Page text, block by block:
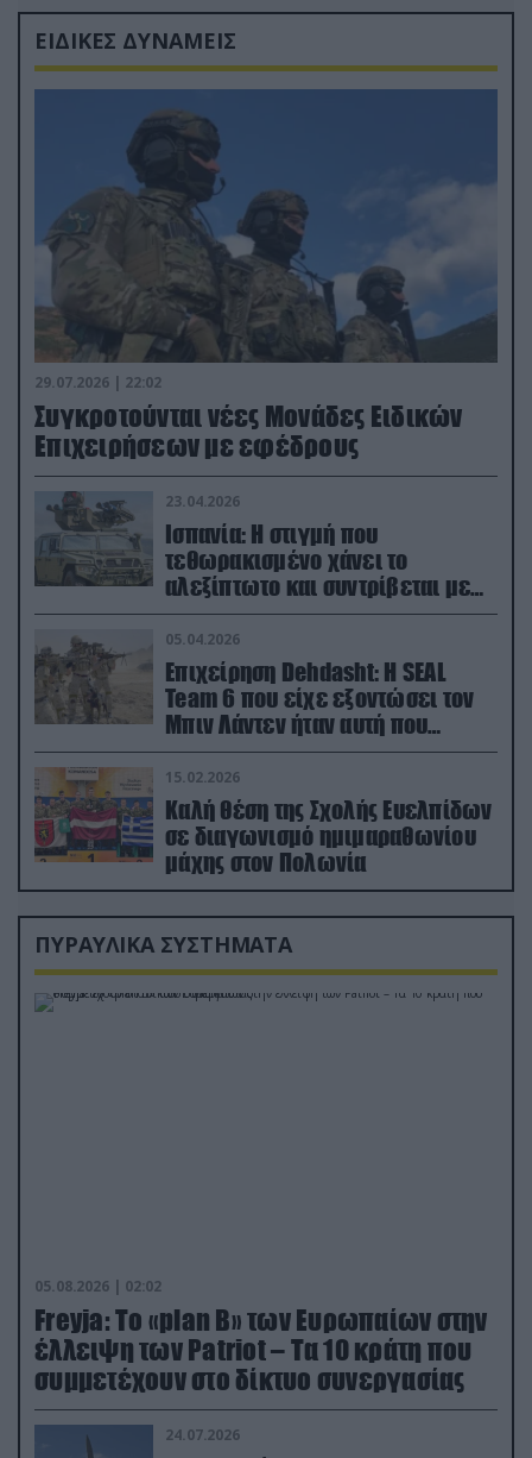
ΕΙΔΙΚΕΣ ΔΥΝΑΜΕΙΣ
29.07.2026 | 22:02
Συγκροτούνται νέες Μονάδες Ειδικών
Επιχειρήσεων με εφέδρους
23.04.2026
Ισπανία: Η στιγμή που
τεθωρακισμένο χάνει το
αλεξίπτωτο και συντρίβεται με
ορμή στο έδαφος (βίντεο)
05.04.2026
Επιχείρηση Dehdasht: Η SEAL
Team 6 που είχε εξοντώσει τον
Μπιν Λάντεν ήταν αυτή που
διέσωσε τον πιλότο του F-15
15.02.2026
Καλή θέση της Σχολής Ευελπίδων
σε διαγωνισμό ημιμαραθωνίου
μάχης στον Πολωνία
ΠΥΡΑΥΛΙΚΑ ΣΥΣΤΗΜΑΤΑ
05.08.2026 | 02:02
Freyja: Το «plan Β» των Ευρωπαίων στην
έλλειψη των Patriot – Τα 10 κράτη που
συμμετέχουν στο δίκτυο συνεργασίας
24.07.2026